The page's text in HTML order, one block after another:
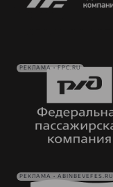
РЕКЛАМА • FPC.RU
РЕКЛАМА • ABINBEVEFES.RU